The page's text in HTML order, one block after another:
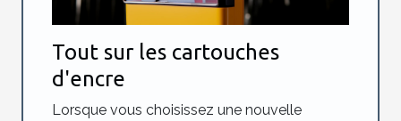
Tout sur les cartouches
d'encre
Lorsque vous choisissez une nouvelle